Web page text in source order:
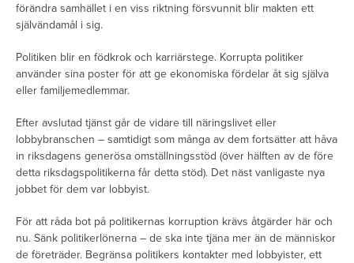
förändra samhället i en viss riktning försvunnit blir makten ett
självändamål i sig.
Politiken blir en födkrok och karriärstege. Korrupta politiker
använder sina poster för att ge ekonomiska fördelar åt sig själva
eller familjemedlemmar.
Efter avslutad tjänst går de vidare till näringslivet eller
lobbybranschen – samtidigt som många av dem fortsätter att håva
in riksdagens generösa omställningsstöd (över hälften av de före
detta riksdagspolitikerna får detta stöd). Det näst vanligaste nya
jobbet för dem var lobbyist.
För att råda bot på politikernas korruption krävs åtgärder här och
nu. Sänk politikerlönerna – de ska inte tjäna mer än de människor
de företräder. Begränsa politikers kontakter med lobbyister, ett